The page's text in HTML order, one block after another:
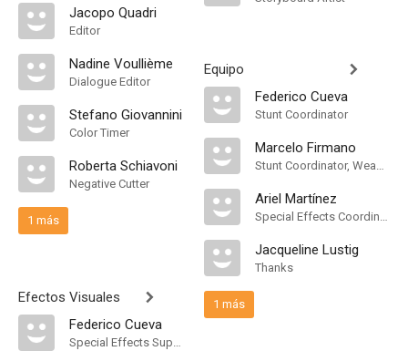
Jacopo Quadri
Editor
Nadine Voullième
Dialogue Editor
Stefano Giovannini
Color Timer
Roberta Schiavoni
Negative Cutter
1 más
Efectos Visuales
Federico Cueva
Special Effects Supervisor
Equipo
Federico Cueva
Stunt Coordinator
Marcelo Firmano
Stunt Coordinator, Weapons Master
Ariel Martínez
Special Effects Coordinator
Jacqueline Lustig
Thanks
1 más